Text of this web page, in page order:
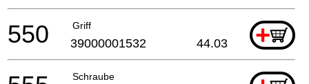
Griff +
550 39000001532 44.03
Schraube